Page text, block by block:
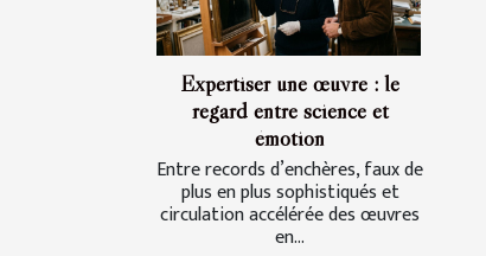
Expertiser une œuvre : le
regard entre science et
émotion
Entre records d’enchères, faux de
plus en plus sophistiqués et
circulation accélérée des œuvres
en...